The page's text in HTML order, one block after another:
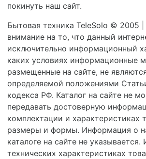
покинуть наш сайт.
Бытовая техника TeleSolo © 2005
внимание на то, что данный
исключительно информационный
каких условиях информационные
размещенные на сайте, не
определяемой положениями
кодекса РФ. Каталог на сайте не
передавать достоверную
комплектации и характеристиках
размеры и формы. Информация о
каталоге на сайте не
технических характеристиках